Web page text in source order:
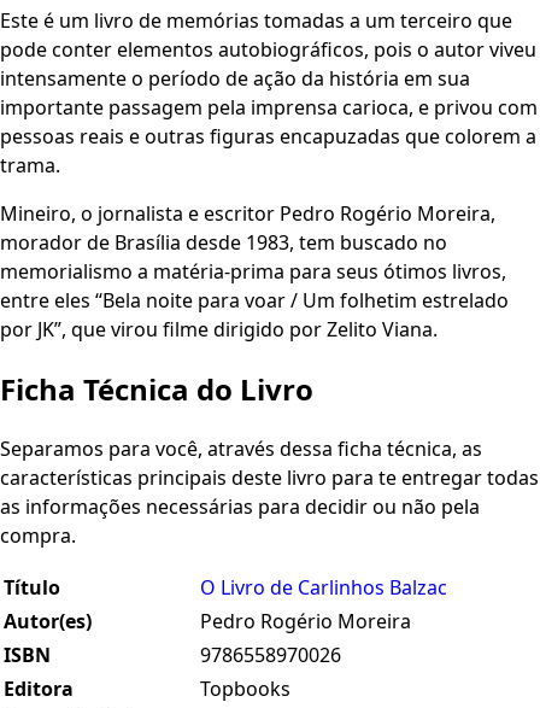
Este é um livro de memórias tomadas a um terceiro que
pode conter elementos autobiográficos, pois o autor viveu
intensamente o período de ação da história em sua
importante passagem pela imprensa carioca, e privou com
pessoas reais e outras figuras encapuzadas que colorem a
trama.
Mineiro, o jornalista e escritor Pedro Rogério Moreira,
morador de Brasília desde 1983, tem buscado no
memorialismo a matéria-prima para seus ótimos livros,
entre eles “Bela noite para voar / Um folhetim estrelado
por JK”, que virou filme dirigido por Zelito Viana.
Ficha Técnica do Livro
Separamos para você, através dessa ficha técnica, as
características principais deste livro para te entregar todas
as informações necessárias para decidir ou não pela
compra.
Título
O Livro de Carlinhos Balzac
Autor(es)
Pedro Rogério Moreira
ISBN
9786558970026
Editora
Topbooks